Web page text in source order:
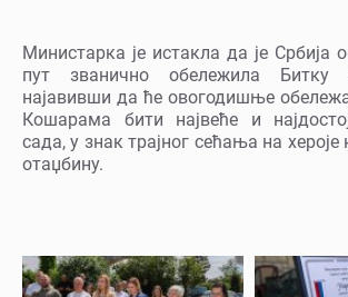
Министарка је истакла да је Србија
пут званично обележила Битку
најавивши да ће овогодишње
Кошарама бити највеће и
сада, у знак трајног сећања на хероје
отаџбину.